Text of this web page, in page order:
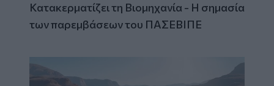
Κατακερματίζει τη Βιομηχανία - Η σημασία
των παρεμβάσεων του ΠΑΣΕΒΙΠΕ